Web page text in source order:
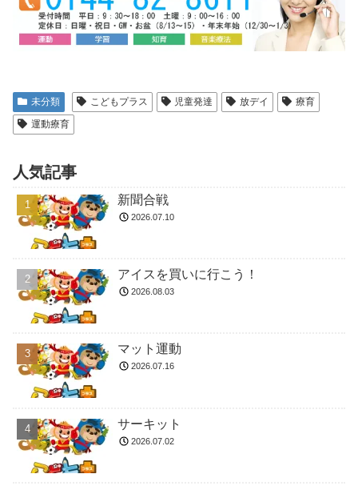
未分類 こどもプラス 児童発達 放デイ
療育
運動療育
人気記事
新聞合戦
2026.07.10
アイスを買いに行こう！
2026.08.03
マット運動
2026.07.16
サーキット
2026.07.02